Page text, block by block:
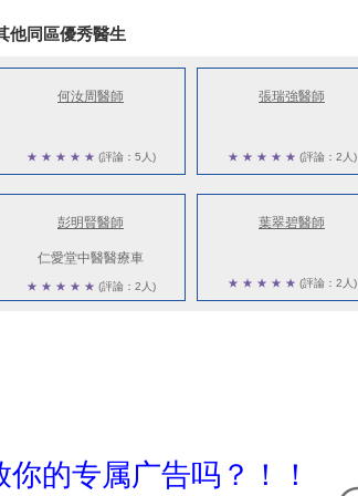
他同區優秀醫生
何汝周醫師
★ ★ ★ ★ ★ (評論：5人)
張瑞強醫師
★ ★ ★ ★ ★ (評論：2人)
彭明賢醫師
仁愛堂中醫醫療車
★ ★ ★ ★ ★ (評論：2人)
葉翠碧醫師
★ ★ ★ ★ ★ (評論：2人)